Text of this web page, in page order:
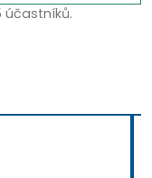
účastníků.